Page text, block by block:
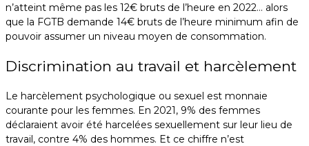
n’atteint même pas les 12€ bruts de l’heure en 2022… alors
que la FGTB demande 14€ bruts de l’heure minimum afin de
pouvoir assumer un niveau moyen de consommation.
Discrimination au travail et harcèlement
Le harcèlement psychologique ou sexuel est monnaie
courante pour les femmes. En 2021, 9% des femmes
déclaraient avoir été harcelées sexuellement sur leur lieu de
travail, contre 4% des hommes. Et ce chiffre n’est